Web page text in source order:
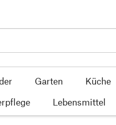
Garten Küche
Lebensmittel